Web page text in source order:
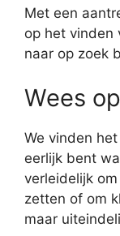
Met een
op het vinden
naar op zoek
Wees
We vinden
eerlijk bent
verleidelijk
zetten of om
maar